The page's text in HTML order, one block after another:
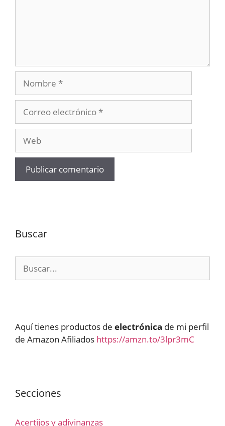
Nombre
electrónico
Buscar
Aquí tienes productos de electrónica de mi perfil
de Amazon Afiliados https://amzn.to/3lpr3mC
Secciones
Acertijos y adivinanzas